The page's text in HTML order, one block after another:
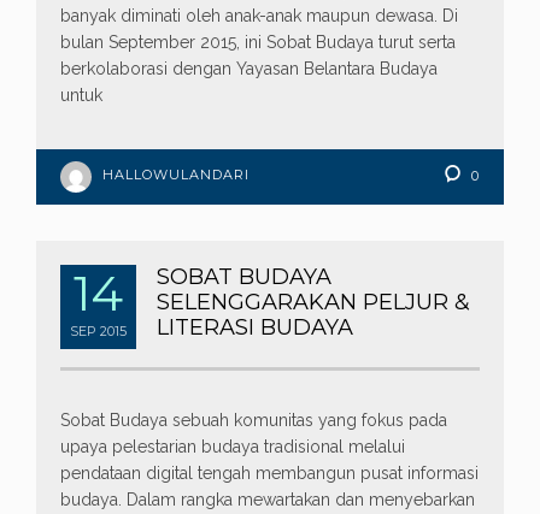
banyak diminati oleh anak-anak maupun dewasa. Di
bulan September 2015, ini Sobat Budaya turut serta
berkolaborasi dengan Yayasan Belantara Budaya
untuk
HALLOWULANDARI 0
14
SEP 2015
SOBAT BUDAYA
SELENGGARAKAN PELJUR &
LITERASI BUDAYA
Sobat Budaya sebuah komunitas yang fokus pada
upaya pelestarian budaya tradisional melalui
pendataan digital tengah membangun pusat informasi
budaya. Dalam rangka mewartakan dan menyebarkan